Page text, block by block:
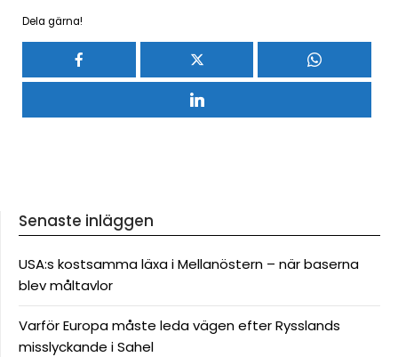
Dela gärna!
Senaste inläggen
USA:s kostsamma läxa i Mellanöstern – när baserna
blev måltavlor
Varför Europa måste leda vägen efter Rysslands
misslyckande i Sahel